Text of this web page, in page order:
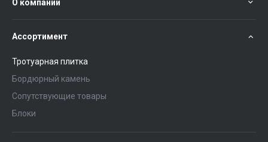
О компании
Ассортимент
Тротуарная плитка
Бордюрный камень
Сопутствующие товары
Блоки